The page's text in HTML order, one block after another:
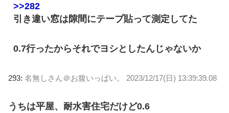
>>282
引き違い窓は隙間にテープ貼って測定してた
0.7行ったからそれでヨシとしたんじゃないか
293: 名無しさん＠お腹いっぱい。 2023/12/17(日) 13:39:39.08
うちは平屋、耐水害住宅だけど0.6